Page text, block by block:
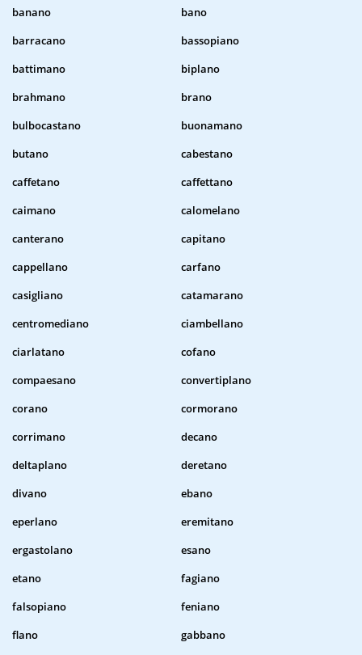
banano
bano
barracano
bassopiano
battimano
biplano
brahmano
brano
bulbocastano
buonamano
butano
cabestano
caffetano
caffettano
caimano
calomelano
canterano
capitano
cappellano
carfano
casigliano
catamarano
centromediano
ciambellano
ciarlatano
cofano
compaesano
convertiplano
corano
cormorano
corrimano
decano
deltaplano
deretano
divano
ebano
eperlano
eremitano
ergastolano
esano
etano
fagiano
falsopiano
feniano
flano
gabbano